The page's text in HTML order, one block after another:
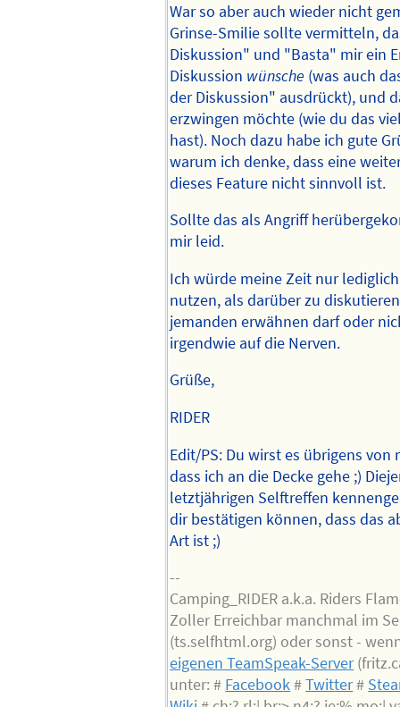
War so aber auch wieder nicht
Grinse-Smilie sollte vermitteln,
Diskussion" und "Basta" mir ein
Diskussion wünsche (was auch
der Diskussion" ausdrückt), und
erzwingen möchte (wie du das
hast). Noch dazu habe ich gute
warum ich denke, dass eine
dieses Feature nicht sinnvoll ist.
Sollte das als Angriff
mir leid.
Ich würde meine Zeit nur
nutzen, als darüber zu
jemanden erwähnen darf oder
irgendwie auf die Nerven.
Grüße,
RIDER
Edit/PS: Du wirst es übrigens von
dass ich an die Decke gehe ;)
letztjährigen Selftreffen
dir bestätigen können, dass das
Art ist ;)
--
Camping_RIDER a.k.a. Riders
Zoller Erreichbar manchmal im
(ts.selfhtml.org) oder sonst -
eigenen TeamSpeak-Server
unter: # Facebook#Twitter#